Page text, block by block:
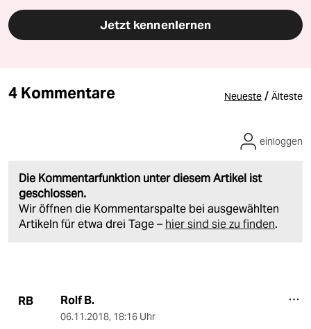
Jetzt kennenlernen
4 Kommentare Neueste / Älteste
Die Kommentarfunktion unter diesem Artikel ist
geschlossen.
Wir öffnen die Kommentarspalte bei ausgewählten
Artikeln für etwa drei Tage – hier sind sie zu finden.
einloggen
RB Rolf B.
06.11.2018, 18:16 Uhr